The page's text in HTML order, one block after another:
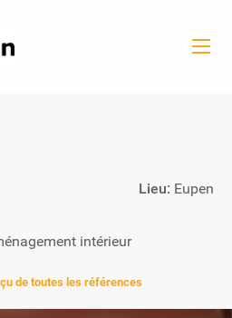
Lieu: Eupen
intérieur
de toutes les références